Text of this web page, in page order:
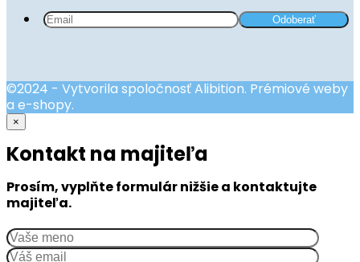
©2024 - Vytvorila spoločnosť Alibition. Prémiové weby
a e-shopy.
×
Kontakt na majiteľa
Prosím, vyplňte formulár nižšie a kontaktujte
majiteľa.